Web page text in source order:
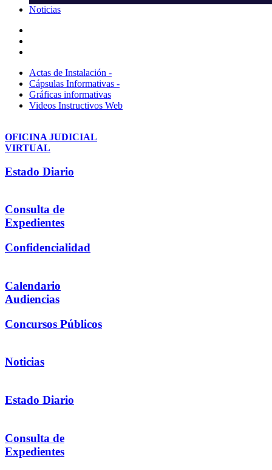
Noticias
Actas de Instalación -
Cápsulas Informativas -
Gráficas informativas
Videos Instructivos Web
OFICINA JUDICIAL
VIRTUAL
Estado Diario
Consulta de
Expedientes
Confidencialidad
Calendario
Audiencias
Concursos Públicos
Noticias
Estado Diario
Consulta de
Expedientes